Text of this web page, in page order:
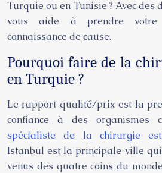
Turquie ou en Tunisie ? Avec des
vous aide à prendre votre
connaissance de cause.
Pourquoi faire de la
en Turquie ?
Le rapport qualité/prix est la
confiance à des organismes
spécialiste de la chirurgie
Istanbul est la principale ville
venus des quatre coins du